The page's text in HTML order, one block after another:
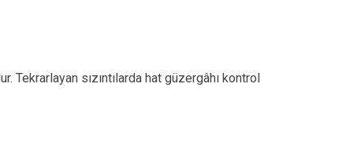
Tekrarlayan sızıntılarda hat güzergâhı kontrol